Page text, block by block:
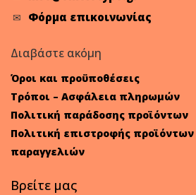
Φόρμα επικοινωνίας
Διαβάστε ακόμη
Όροι και προϋποθέσεις
Τρόποι – Ασφάλεια πληρωμών
Πολιτική παράδοσης προϊόντων
Πολιτική επιστροφής
παραγγελιών
Βρείτε μας